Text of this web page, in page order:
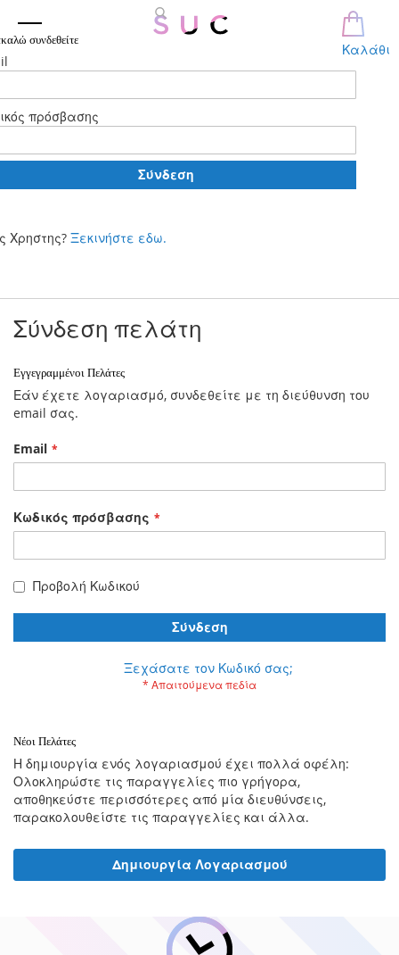
Καλάθι
συνδεθείτε
πρόσβασης
Σύνδεση
Χρηστης? Ξεκινήστε εδω.
περιεχόμενο
Σύνδεση πελάτη
Εγγεγραμμένοι Πελάτες
Εάν έχετε λογαριασμό, συνδεθείτε με τη διεύθυνση του
email σας.
Email
Κωδικός πρόσβασης
Προβολή Κωδικού
Σύνδεση
Ξεχάσατε τον Κωδικό σας;
Νέοι Πελάτες
Η δημιουργία ενός λογαριασμού έχει πολλά οφέλη:
Ολοκληρώστε τις παραγγελίες πιο γρήγορα,
αποθηκεύστε περισσότερες από μία διευθύνσεις,
παρακολουθείστε τις παραγγελίες και άλλα.
Δημιουργία Λογαριασμού